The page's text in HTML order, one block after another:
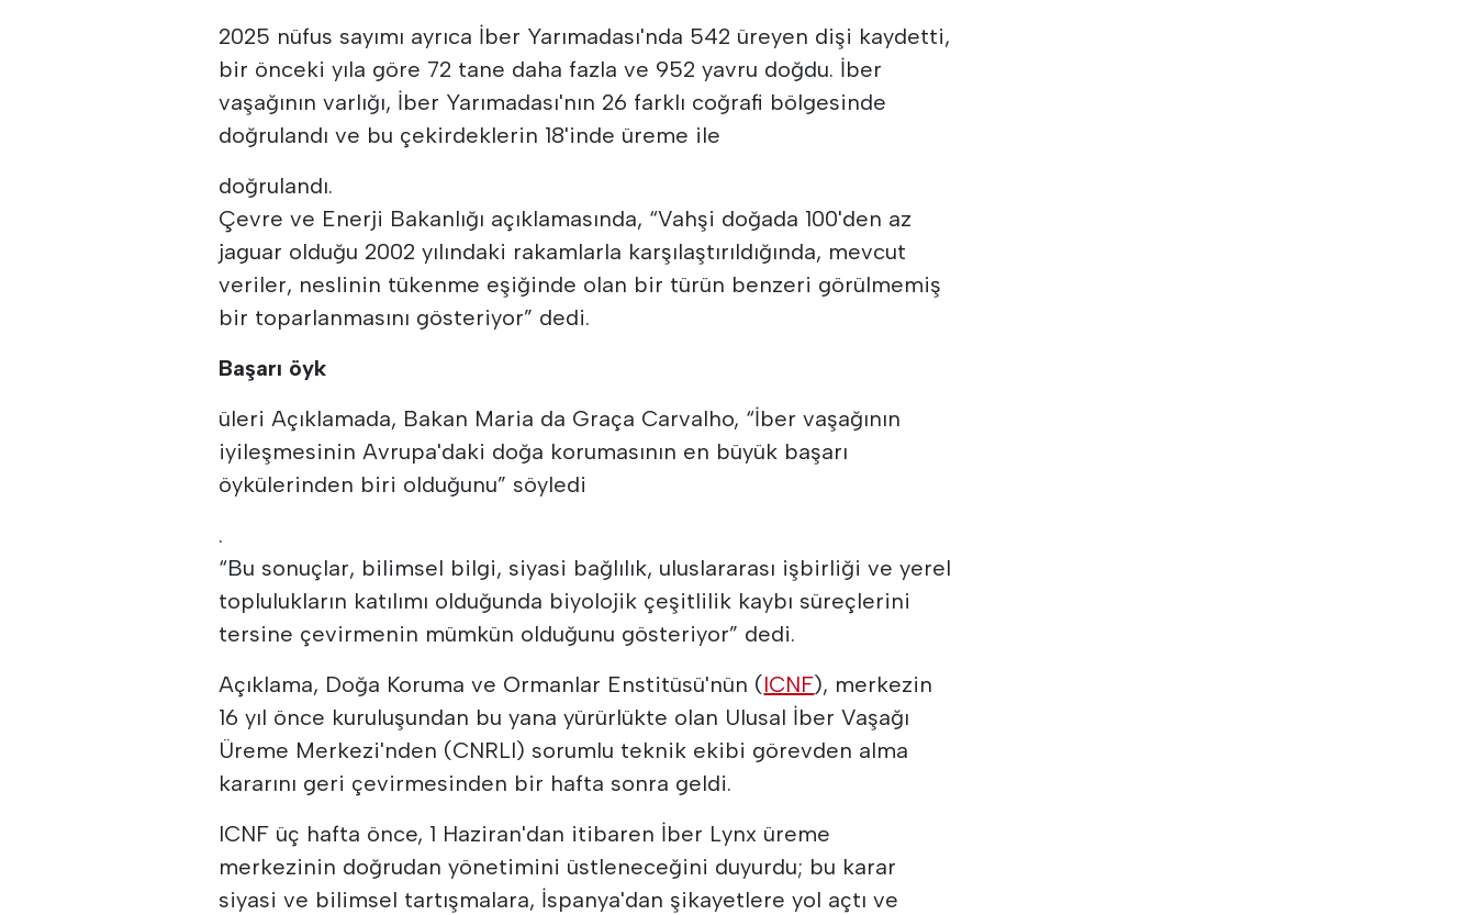
2025 nüfus sayımı ayrıca İber Yarımadası'nda 542 üreyen dişi kaydetti,
bir önceki yıla göre 72 tane daha fazla ve 952 yavru doğdu. İber
vaşağının varlığı, İber Yarımadası'nın 26 farklı coğrafi bölgesinde
doğrulandı ve bu çekirdeklerin 18'inde üreme ile
doğrulandı.
Çevre ve Enerji Bakanlığı açıklamasında, “Vahşi doğada 100'den az
jaguar olduğu 2002 yılındaki rakamlarla karşılaştırıldığında, mevcut
veriler, neslinin tükenme eşiğinde olan bir türün benzeri görülmemiş
bir toparlanmasını gösteriyor” dedi.
Başarı öyk
üleri Açıklamada, Bakan Maria da Graça Carvalho, “İber vaşağının
iyileşmesinin Avrupa'daki doğa korumasının en büyük başarı
öykülerinden biri olduğunu” söyledi
.
“Bu sonuçlar, bilimsel bilgi, siyasi bağlılık, uluslararası işbirliği ve yerel
toplulukların katılımı olduğunda biyolojik çeşitlilik kaybı süreçlerini
tersine çevirmenin mümkün olduğunu gösteriyor” dedi.
Açıklama, Doğa Koruma ve Ormanlar Enstitüsü'nün (ICNF), merkezin
16 yıl önce kuruluşundan bu yana yürürlükte olan Ulusal İber Vaşağı
Üreme Merkezi'nden (CNRLI) sorumlu teknik ekibi görevden alma
kararını geri çevirmesinden bir hafta sonra geldi.
ICNF üç hafta önce, 1 Haziran'dan itibaren İber Lynx üreme
merkezinin doğrudan yönetimini üstleneceğini duyurdu; bu karar
siyasi ve bilimsel tartışmalara, İspanya'dan şikayetlere yol açtı ve